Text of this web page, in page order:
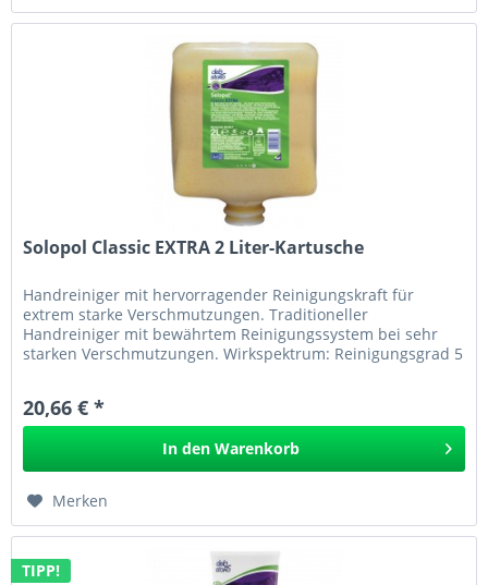
Solopol Classic EXTRA 2 Liter-Kartusche
Handreiniger mit hervorragender Reinigungskraft für
extrem starke Verschmutzungen. Traditioneller
Handreiniger mit bewährtem Reinigungssystem bei sehr
starken Verschmutzungen. Wirkspektrum: Reinigungsgrad 5
20,66 € *
In den Warenkorb
Merken
TIPP!